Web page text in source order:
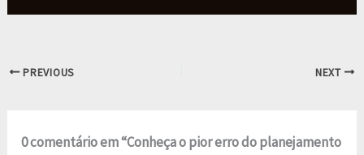
PREVIOUS NEXT
0 comentário em “Conheça o pior erro do planejamento